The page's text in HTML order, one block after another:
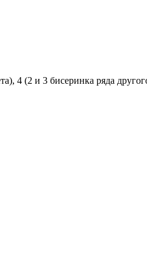
4 (2 и 3 бисеринка ряда